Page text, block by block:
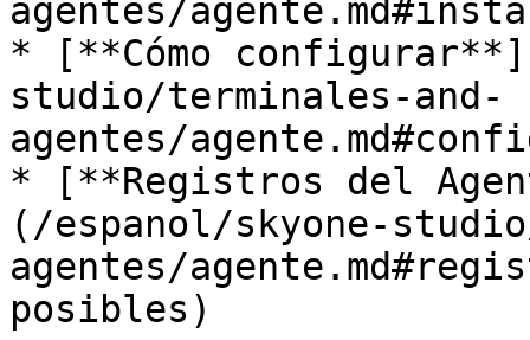
agentes/
* [**Cómo
studio/terminales-and-
agentes/
* [**Registros del
(/espanol/skyone-
agentes/
posibles)